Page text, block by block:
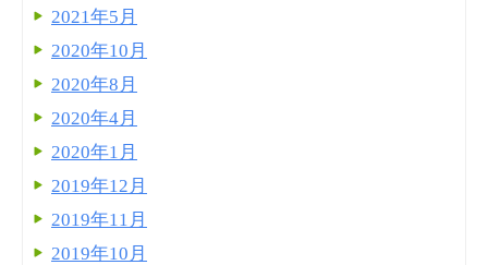
2021年5月
2020年10月
2020年8月
2020年4月
2020年1月
2019年12月
2019年11月
2019年10月